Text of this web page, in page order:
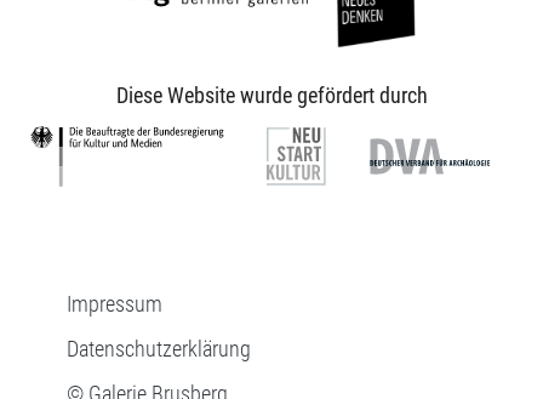
Diese Website wurde gefördert durch
Impressum
Datenschutzerklärung